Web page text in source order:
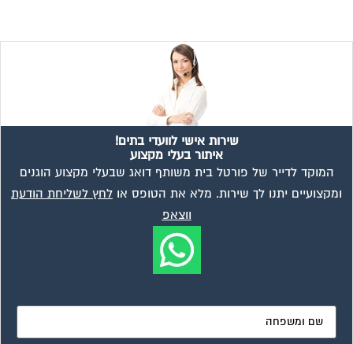
שירות אישי לוועדי בתים!
איתור בעלי מקצוע
המוקד לדייר של פורטל בית משותף דואג שבעלי מקצוע הוגנים
ומקצועיים יתנו לך שירות. מלא את הטופס אולחץ לשליחת הודעת
ווצאפ